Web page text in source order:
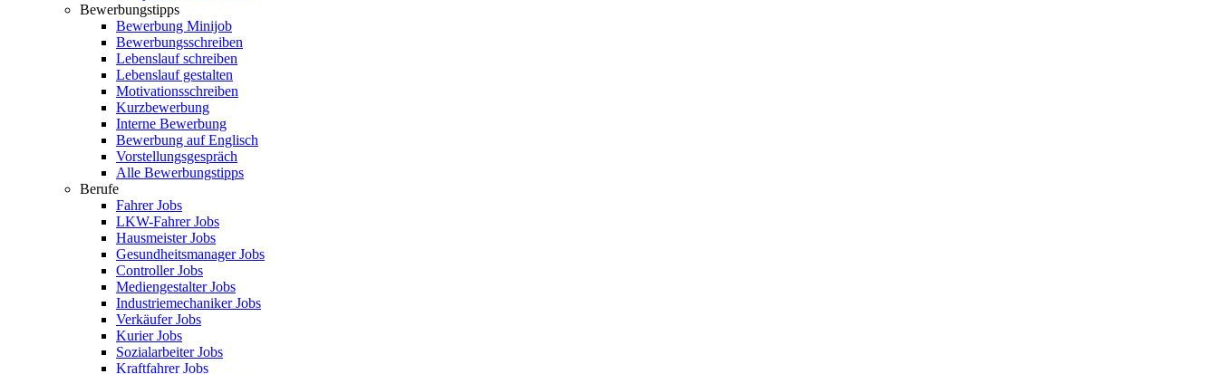
Bewerbungstipps
Bewerbung Minijob
Bewerbungsschreiben
Lebenslauf schreiben
Lebenslauf gestalten
Motivationsschreiben
Kurzbewerbung
Interne Bewerbung
Bewerbung auf Englisch
Vorstellungsgespräch
Alle Bewerbungstipps
Berufe
Fahrer Jobs
LKW-Fahrer Jobs
Hausmeister Jobs
Gesundheitsmanager Jobs
Controller Jobs
Mediengestalter Jobs
Industriemechaniker Jobs
Verkäufer Jobs
Kurier Jobs
Sozialarbeiter Jobs
Kraftfahrer Jobs